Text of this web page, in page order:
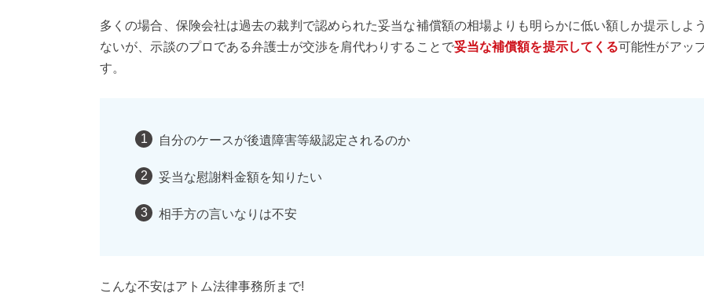
多くの場合、保険会社は過去の裁判で認められた妥当な補償額の相場よりも明らかに低い額しか提示しよ
ないが、示談のプロである弁護士が交渉を肩代わりすることで妥当な補償額を提示してくる可能性がアッ
す。
自分のケースが後遺障害等級認定されるのか
妥当な慰謝料金額を知りたい
相手方の言いなりは不安
こんな不安はアトム法律事務所まで!